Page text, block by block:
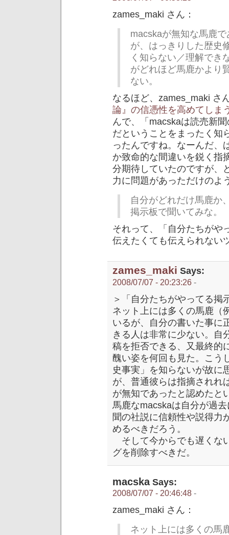
zames_maki さん：
macskaが無知な馬鹿
が、はっきりした歴史
く知らない／理解でき
がどれほど馬鹿かより
ない。
なるほど、zames_maki さ
論』の信憑性を高めてしま
んで、「macskaは読売新
だということをまったく知
ったんですね。なーんだ、
か致命的な間違いを鋭く指
分期待していたのですが、
力に問題があっただけのよ
自分がどれだけ馬鹿か
掲示板で聞いてみな。
それって、「自分たちがや
伝えたくても伝えられない
zames_maki Says:
2008/07/07 - 20:23:26 -
＞「自分たちがやってる掲
ネット上には多くの馬鹿（
いるが、自分の書いた事に
きる人は非常に少ない。自
稿を拒否できる、又最終的
醜い姿を何回も見た。こう
史事実」を知らないが故に
が、普通彼らは指摘されれ
が無知であったと認めたと
馬鹿なmacskaは自分が過
聞の社説に信頼性や説得力
めるべきだろう。
そして今からでも遅くな
グを削除すべきだ。
macskaSays:
2008/07/07 - 20:46:48 -
zames_maki さん：
ネット上には多くの馬